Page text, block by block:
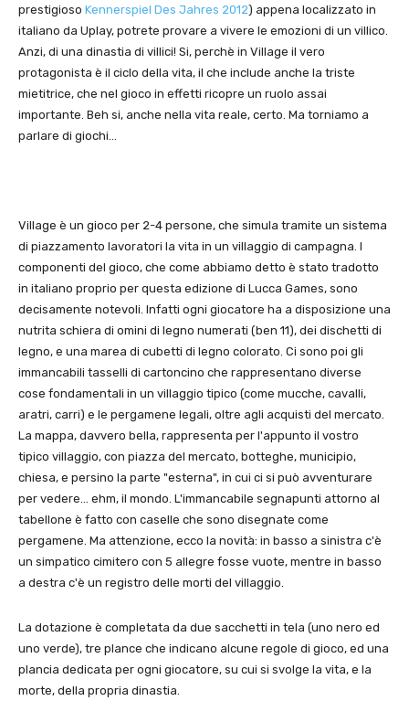
prestigioso Kennerspiel Des Jahres 2012) appena localizzato in
italiano da Uplay, potrete provare a vivere le emozioni di un villico.
Anzi, di una dinastia di villici! Si, perchè in Village il vero
protagonista è il ciclo della vita, il che include anche la triste
mietitrice, che nel gioco in effetti ricopre un ruolo assai
importante. Beh si, anche nella vita reale, certo. Ma torniamo a
parlare di giochi…
Village è un gioco per 2-4 persone, che simula tramite un sistema
di piazzamento lavoratori la vita in un villaggio di campagna. I
componenti del gioco, che come abbiamo detto è stato tradotto
in italiano proprio per questa edizione di Lucca Games, sono
decisamente notevoli. Infatti ogni giocatore ha a disposizione una
nutrita schiera di omini di legno numerati (ben 11), dei dischetti di
legno, e una marea di cubetti di legno colorato. Ci sono poi gli
immancabili tasselli di cartoncino che rappresentano diverse
cose fondamentali in un villaggio tipico (come mucche, cavalli,
aratri, carri) e le pergamene legali, oltre agli acquisti del mercato.
La mappa, davvero bella, rappresenta per l'appunto il vostro
tipico villaggio, con piazza del mercato, botteghe, municipio,
chiesa, e persino la parte "esterna", in cui ci si può avventurare
per vedere… ehm, il mondo. L'immancabile segnapunti attorno al
tabellone è fatto con caselle che sono disegnate come
pergamene. Ma attenzione, ecco la novità: in basso a sinistra c'è
un simpatico cimitero con 5 allegre fosse vuote, mentre in basso
a destra c'è un registro delle morti del villaggio.
La dotazione è completata da due sacchetti in tela (uno nero ed
uno verde), tre plance che indicano alcune regole di gioco, ed una
plancia dedicata per ogni giocatore, su cui si svolge la vita, e la
morte, della propria dinastia.